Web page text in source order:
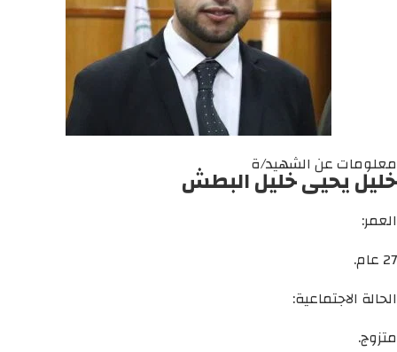
معلومات عن الشهيد/ة
خليل يحيى خليل البطش
العمر:
27 عام.
الحالة الاجتماعية:
متزوج.